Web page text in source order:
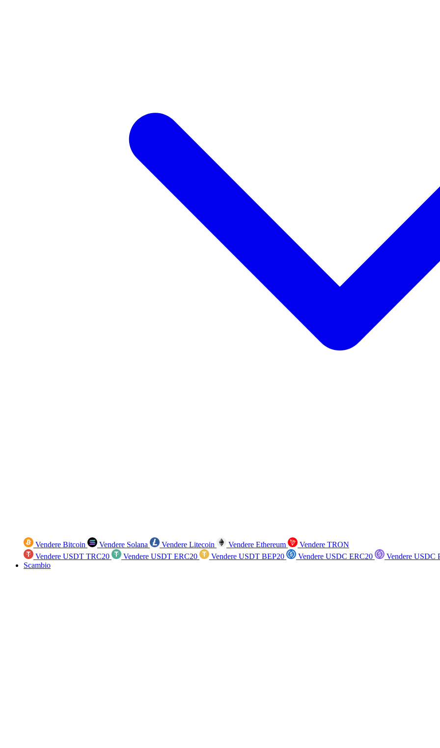
Vendere Bitcoin Vendere Solana Vendere Litecoin Vendere Ethereum
Vendere TRON
Vendere USDT TRC20
Vendere USDT ERC20 Vendere USDT BEP20 Vendere USDC ERC20
Vendere USDC
Scambio